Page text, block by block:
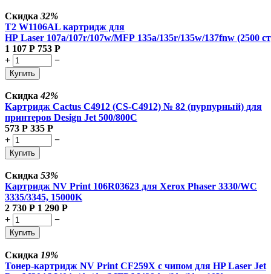
Скидка 32%
T2 W1106AL картридж для
HP Laser 107a/107r/107w/MFP 135a/135r/135w/137fnw (2500
1 107 Р 753 Р
+
−
Купить
Скидка42%
Картридж Cactus C4912 (CS-C4912) № 82 (пурпурный) для
принтеров Design Jet 500/800C
573 Р 335 Р
+
−
Купить
Скидка 53%
Картридж NV Print 106R03623 для Xerox Phaser 3330/WC
3335/3345, 15000K
2 730 Р 1 290 Р
+
−
Купить
Скидка 19%
Тонер-картридж NV Print CF259X с чипом для HP Laser Jet